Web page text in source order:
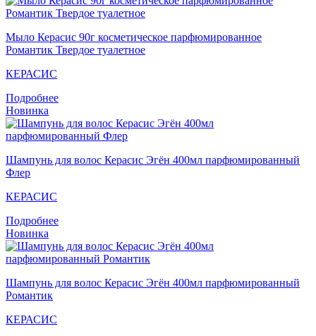
Мыло Кераcис 90г косметическое парфюмированное
Романтик Твердое туалетное
КЕРАСИС
Подробнее
Новинка
Шампунь для волос Кераcис Эгён 400мл парфюмированный
Флер
КЕРАСИС
Подробнее
Новинка
Шампунь для волос Кераcис Эгён 400мл парфюмированный
Романтик
КЕРАСИС